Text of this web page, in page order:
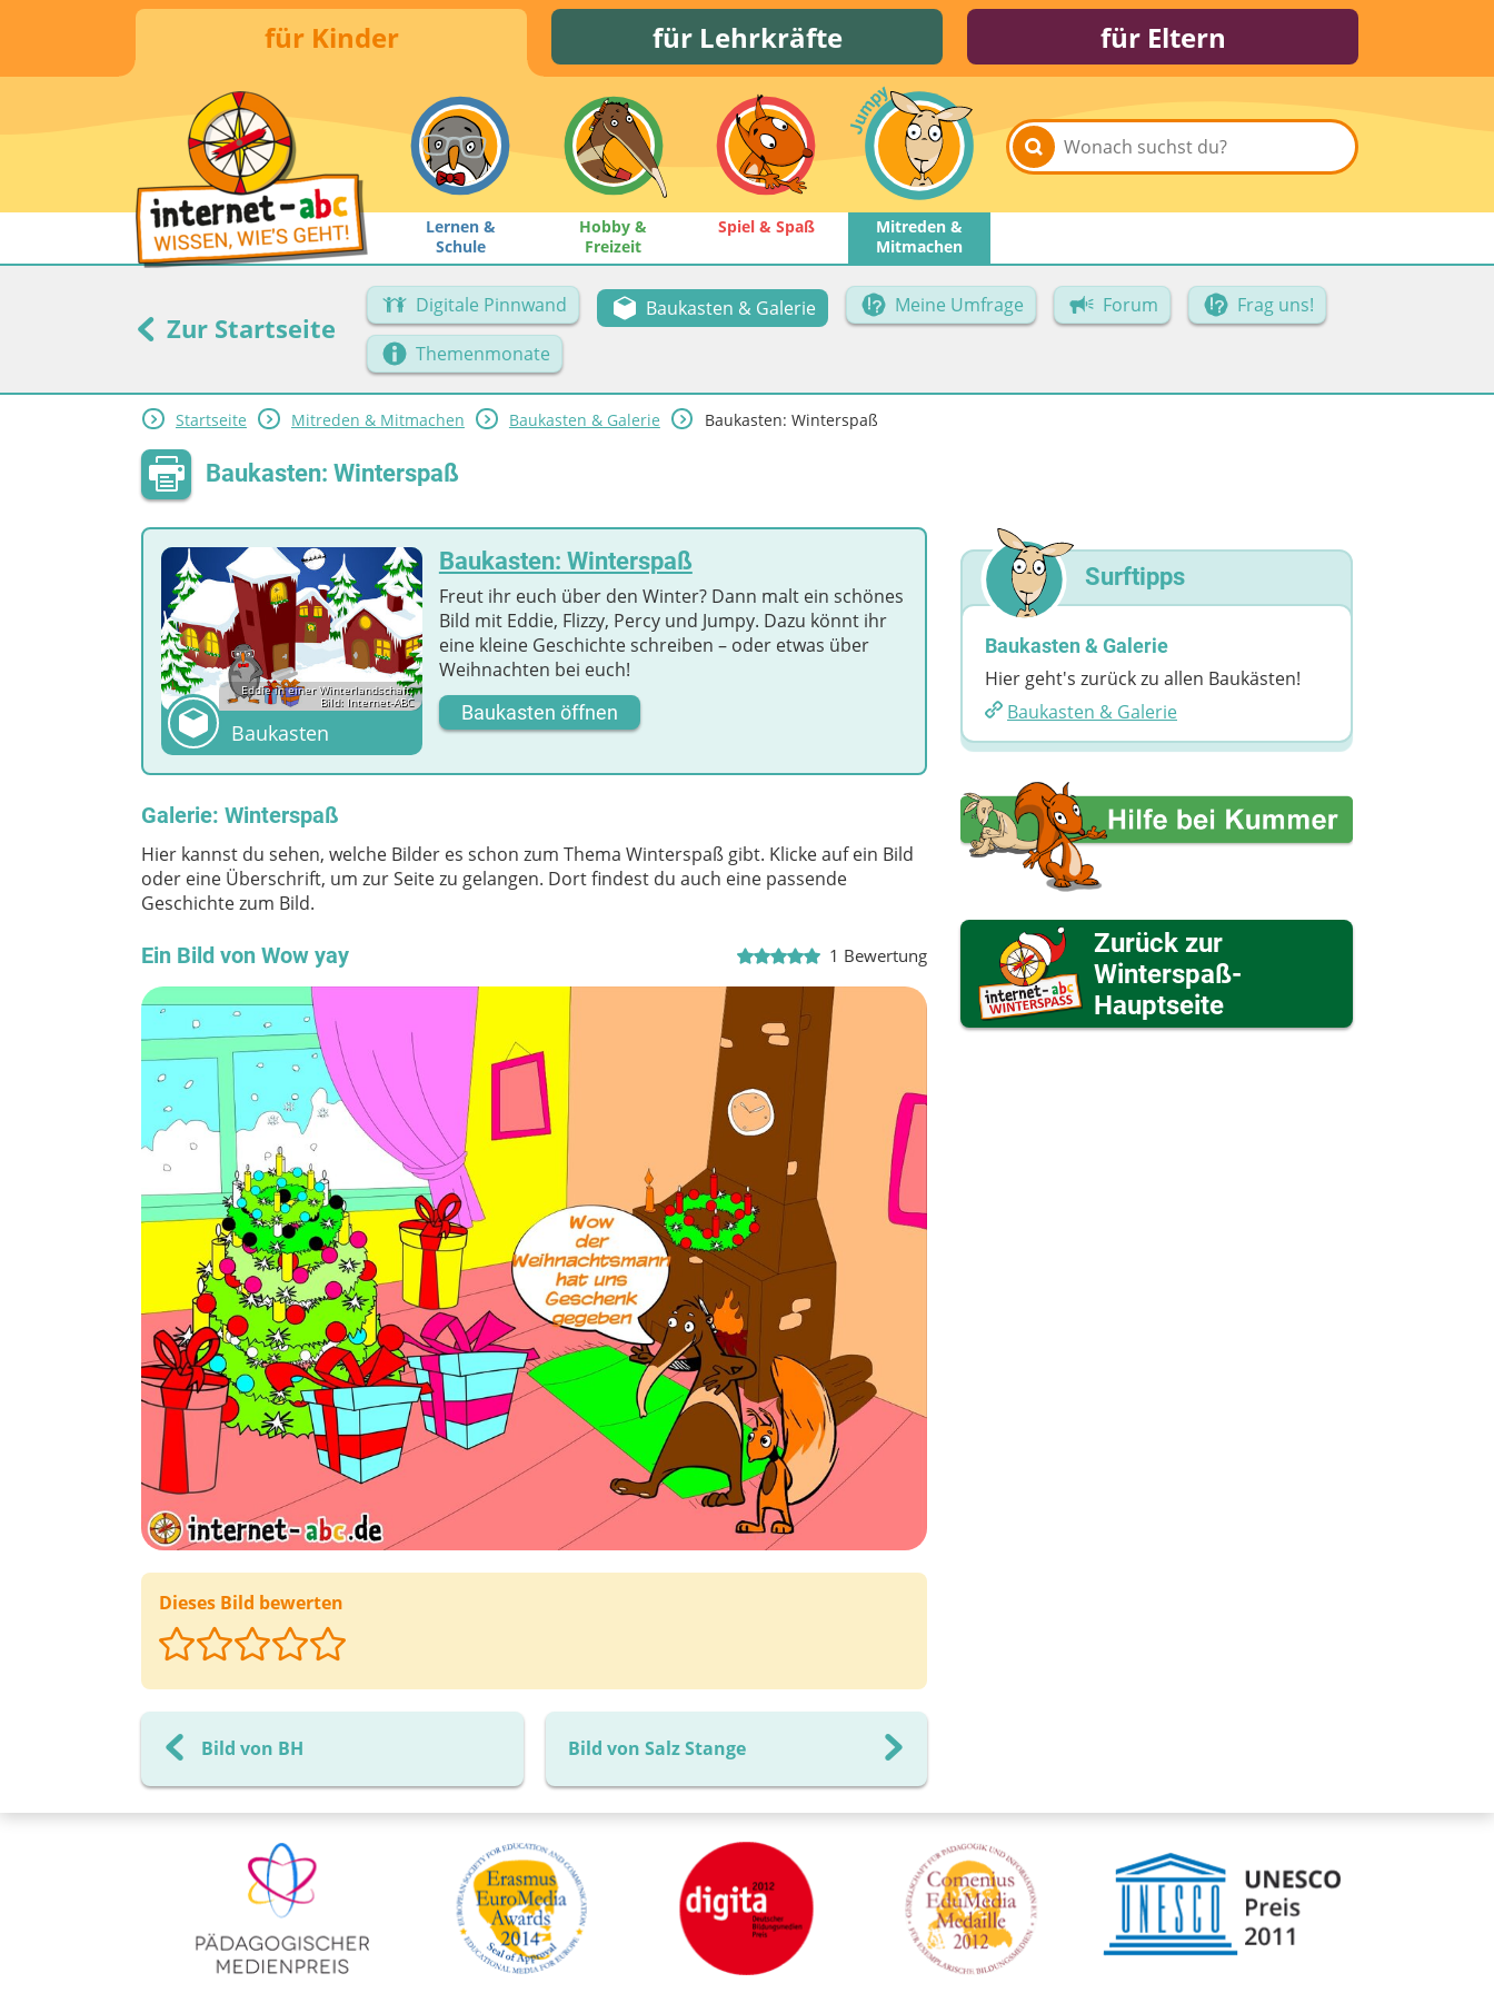
für Kinder für Lehrkräfte für Eltern
Lernen &
Schule
Hobby &
Freizeit
Spiel & Spaß
Mitreden &
Mitmachen
Zur Startseite
Digitale Pinnwand Baukasten & Galerie Meine Umfrage Forum
Frag uns!
Themenmonate
Startseite Mitreden & Mitmachen Baukasten & Galerie Baukasten: Winterspaß
Baukasten: Winterspaß
Eddie in einer Winterlandschaft;
Bild: Internet-ABC
Baukasten
Baukasten: Winterspaß
Freut ihr euch über den Winter? Dann malt ein schönes
Bild mit Eddie, Flizzy, Percy und Jumpy. Dazu könnt ihr
eine kleine Geschichte schreiben – oder etwas über
Weihnachten bei euch!
Baukasten öffnen
Galerie: Winterspaß
Hier kannst du sehen, welche Bilder es schon zum Thema Winterspaß gibt. Klicke auf ein Bild
oder eine Überschrift, um zur Seite zu gelangen. Dort findest du auch eine passende
Geschichte zum Bild.
Ein Bild von Wow yay 1 Bewertung
Dieses Bild bewerten
Bild von BH Bild von Salz Stange
Surftipps
Baukasten & Galerie
Hier geht's zurück zu allen Baukästen!
Baukasten & Galerie
Zurück zur
Winterspaß-
Hauptseite